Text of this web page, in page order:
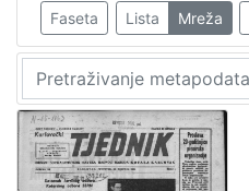
Vrsta
građe
Novine
49
Faseta Lista Mreža